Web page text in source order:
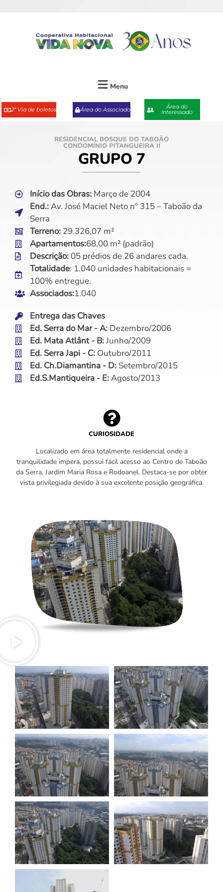
Menu
2ª Via de boletos Área do Associado Área do
Interessado
RESIDENCIAL BOSQUE DO TABOÃO
CONDOMÍNIO PITANGUEIRA II
GRUPO 7
Início das Obras: Março de 2004
End.:Av. José Maciel Neto nº 315 – Taboão da
Serra
Terreno: 29.326,07 m²
Apartamentos:68,00 m² (padrão)
Descrição: 05 prédios de 26 andares cada.
Totalidade: 1.040 unidades habitacionais =
100% entregue.
Associados:1.040
Entrega das Chaves
Ed. Serra do Mar - A: Dezembro/2006
Ed. Mata Atlânt - B:Junho/2009
Ed. Serra Japi - C: Outubro/2011
Ed. Ch.Diamantina - D: Setembro/2015
Ed.S.Mantiqueira - E:Agosto/2013
CURIOSIDADE
Localizado em área totalmente residencial onde a
tranquilidade impera, possui fácil acesso ao Centro de Taboão
da Serra, Jardim Maria Rosa e Rodoanel. Destaca-se por obter
vista privilegiada devido à sua excelente posição geográfica.